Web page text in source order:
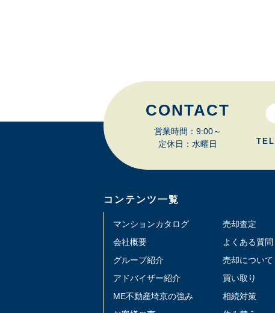
CONTACT
営業時間：9:00～
定休日：水曜日
TEL
コンテンツ一覧
マンションカタログ
会社概要
グループ紹介
アドバイザー紹介
ME不動産埼京の強み
売却査定
よくある質問
売却について
買い取り
相続対策